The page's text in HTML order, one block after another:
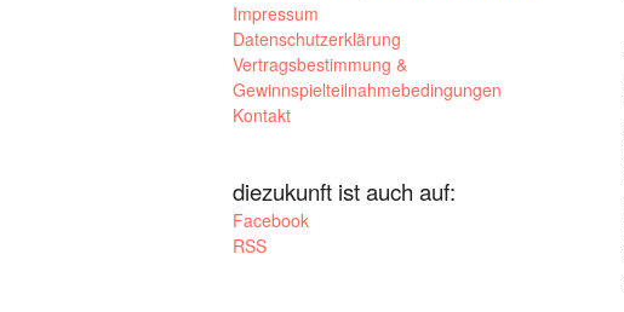
Impressum
Datenschutzerklärung
Vertragsbestimmung &
Gewinnspielteilnahmebedingungen
Kontakt
diezukunft ist auch auf:
Facebook
RSS